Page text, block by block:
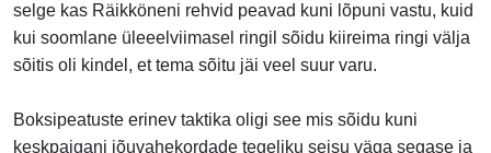
selge kas Räikköneni rehvid peavad kuni lõpuni vastu, kuid
kui soomlane üleeelviimasel ringil sõidu kiireima ringi välja
sõitis oli kindel, et tema sõitu jäi veel suur varu.
Boksipeatuste erinev taktika oligi see mis sõidu kuni
keskpaigani jõuvahekordade tegeliku seisu väga segase ja